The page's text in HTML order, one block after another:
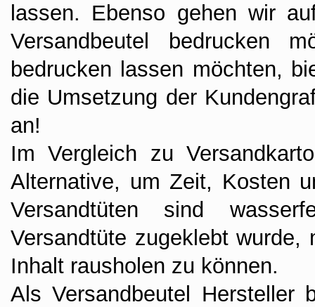
lassen. Ebenso gehen wir
Versandbeutel bedrucken
bedrucken lassen möchten,
die Umsetzung der
an!
Im Vergleich zu
Alternative, um Zeit, Kosten
Versandtüten sind
Versandtüte zugeklebt
Inhalt rausholen zu können.
Als Versandbeutel Hersteller